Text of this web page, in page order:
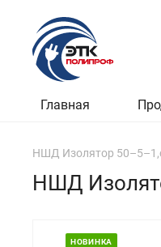
Главная
НШД Изолятор
НШД
НОВИНКА